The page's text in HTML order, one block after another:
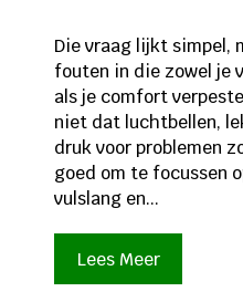
Die vraag lijkt simpel,
fouten in die zowel je
als je comfort
niet dat luchtbellen,
druk voor problemen
goed om te focussen
vulslang en...
Lees Meer